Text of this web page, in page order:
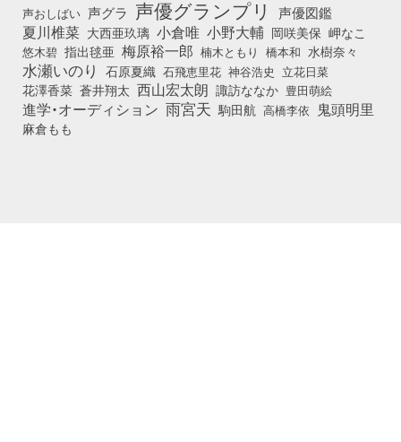
声おしばい 声グラ 声優グランプリ 声優図鑑
夏川椎菜 大西亜玖璃 小倉唯 小野大輔 岡咲美保 岬なこ
悠木碧 指出毬亜 梅原裕一郎 楠木ともり 橋本和 水樹奈々
水瀬いのり 石原夏織 石飛恵里花 神谷浩史 立花日菜
花澤香菜 蒼井翔太 西山宏太朗 諏訪ななか 豊田萌絵
進学・オーディション 雨宮天 駒田航 高橋李依 鬼頭明里
麻倉もも